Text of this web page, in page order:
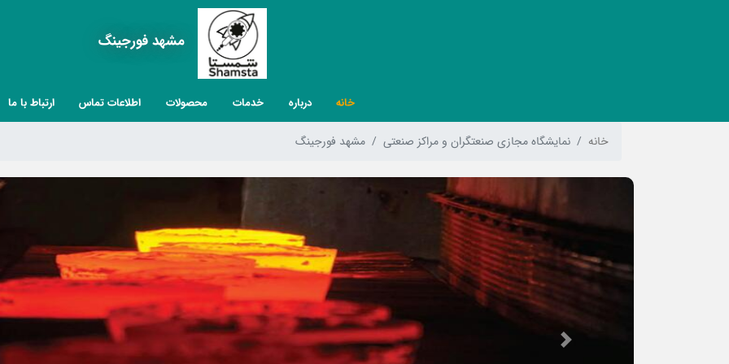
مشهد فورجینگ
خانه درباره خدمات محصولات اطلاعات تماس ارتباط با ما
خانه نمایشگاه مجازی صنعتگران و مراکز صنعتی مشهد فورجینگ
Previous